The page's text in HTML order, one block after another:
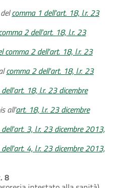
comma 1 dell'art. 18, l.r. 23
2 dell'art. 18, l.r. 23
comma 2 dell'art. 18, l.r. 23
comma 2 dell'art. 18, l.r. 23
18, l.r. 23 dicembre
all'art. 18, l.r. 23 dicembre
3, l.r. 23 dicembre 2013,
4, l.r. 23 dicembre 2013,
8